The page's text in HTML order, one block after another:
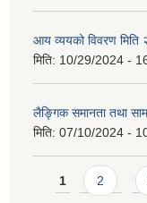
आय व्ययको विवरण
मिति: 10/29/2024 -
लैङ्गिक समानता तथा
मिति: 07/10/2024 -
Pages
1 2